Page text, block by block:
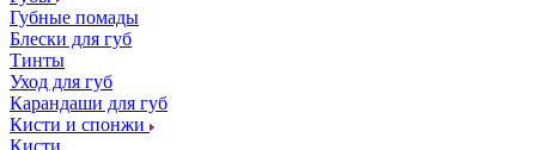
Губные помады
Блески для губ
Тинты
Уход для губ
Карандаши для губ
Кисти и спонжи